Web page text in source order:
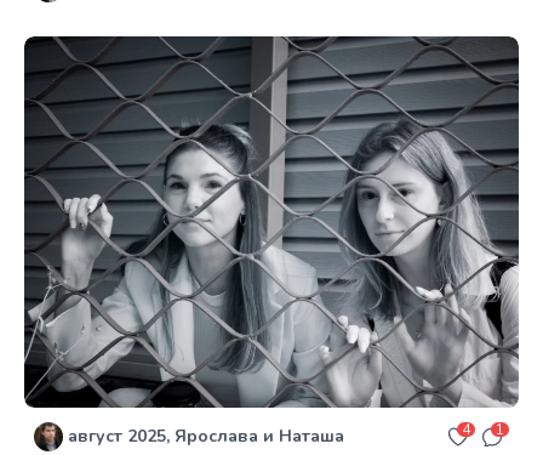
август 2025, Ярослава и Наташа 4 1